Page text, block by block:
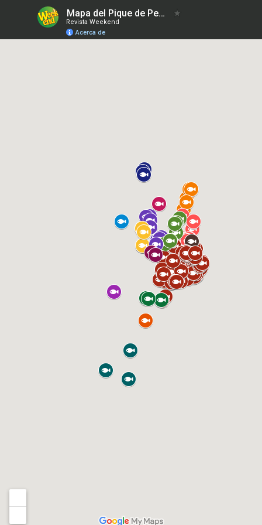
Mapa del Pique de Pesca 20-5-2022
Revista Weekend
Acerca de